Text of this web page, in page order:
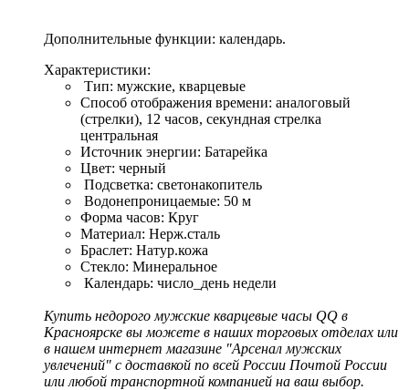
Дополнительные функции: календарь.
Характеристики:
Тип: мужские, кварцевые
Способ отображения времени: аналоговый
(стрелки), 12 часов, секундная стрелка
центральная
Источник энергии: Батарейка
Цвет: черный
Подсветка: светонакопитель
Водонепроницаемые: 50 м
Форма часов: Круг
Материал: Нерж.сталь
Браслет: Натур.кожа
Стекло: Минеральное
Календарь: число_день недели
Купить недорого мужские кварцевые часы QQ в
Красноярске вы можете в наших торговых отделах или
в нашем интернет магазине "Арсенал мужских
увлечений" с доставкой по всей России Почтой России
или любой транспортной компанией на ваш выбор.